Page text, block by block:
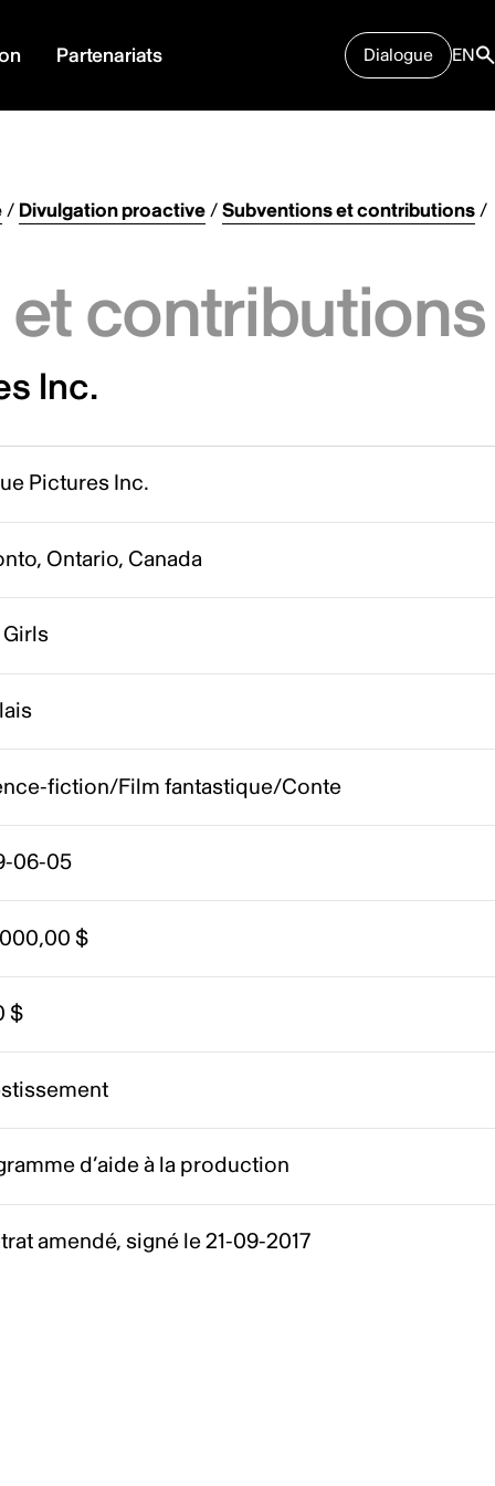
Partenariats Dialogue EN
/ Divulgation proactive/Subventions et contributions/
contributions
Inc.
Pictures Inc.
Ontario, Canada
fiction/Film fantastique/Conte
06-05
$
$
d’aide à la production
amendé, signé le 21-09-2017